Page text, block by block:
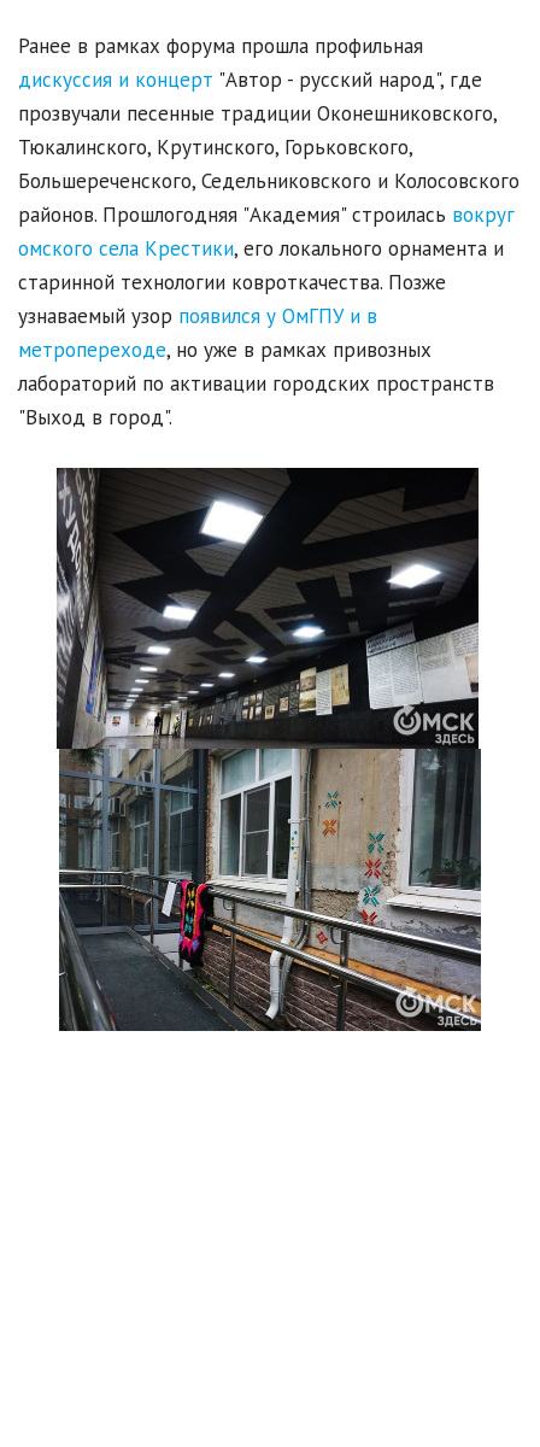
Ранее в рамках форума прошла профильная
дискуссия и концерт "Автор - русский народ", где
прозвучали песенные традиции Оконешниковского,
Тюкалинского, Крутинского, Горьковского,
Большереченского, Седельниковского и Колосовского
районов. Прошлогодняя "Академия" строилась вокруг
омского села Крестики, его локального орнамента и
старинной технологии ковроткачества. Позже
узнаваемый узор появился у ОмГПУ и в
метропереходе, но уже в рамках привозных
лабораторий по активации городских пространств
"Выход в город".